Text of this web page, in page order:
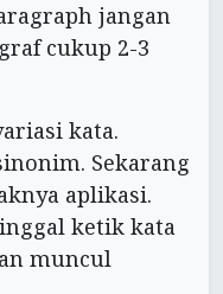
jangan
cukup 2-3
kata.
Sekarang
aplikasi.
ketik kata
muncul